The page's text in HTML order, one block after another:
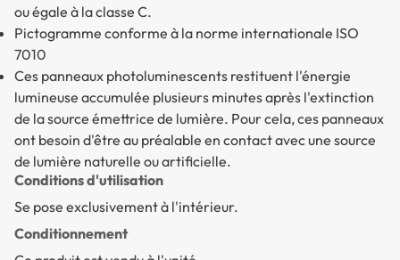
ou égale à la classe C.
Pictogramme conforme à la norme internationale ISO
7010
Ces panneaux photoluminescents restituent l'énergie
lumineuse accumulée plusieurs minutes après l'extinction
de la source émettrice de lumière. Pour cela, ces panneaux
ont besoin d'être au préalable en contact avec une source
de lumière naturelle ou artificielle.
Conditions d'utilisation
Se pose exclusivement à l'intérieur.
Conditionnement